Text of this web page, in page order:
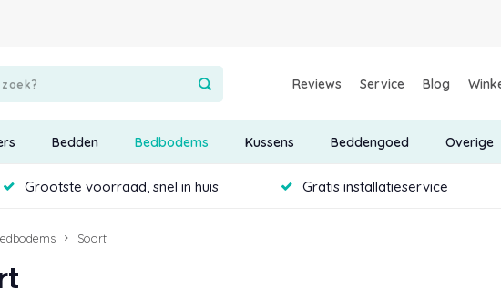
Reviews Service Blog
Bedden Bedbodems Kussens Beddengoed Overige
Grootste voorraad, snel in huis Gratis installatieservice
Soort